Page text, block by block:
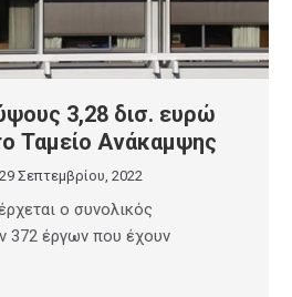
3,28 δισ. ευρώ
Ταμείο Ανάκαμψης
29 Σεπτεμβρίου, 2022
ο συνολικός
372 έργων που έχουν